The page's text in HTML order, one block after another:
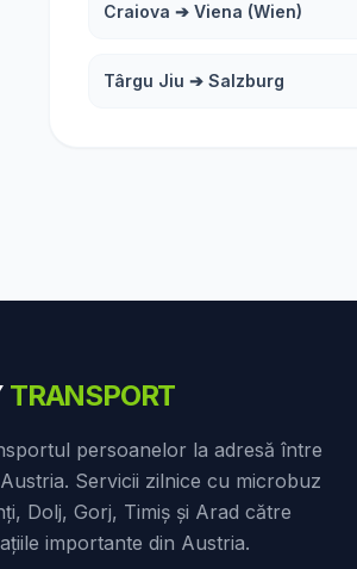
Craiova ➔ Viena (Wien)
Târgu Jiu ➔ Salzburg
TRANSPORT
persoanelor la adresă între
Servicii zilnice cu microbuz
Dolj, Gorj, Timiș și Arad către
importante din Austria.